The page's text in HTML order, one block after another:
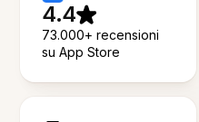
4.4
73.000+ recensioni
su App Store